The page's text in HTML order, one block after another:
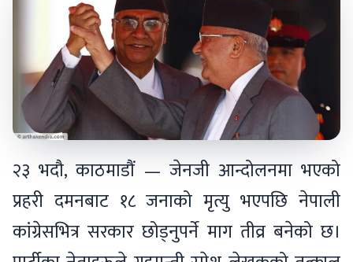
२३ भदौ, काठमाडौं — जेनजी आन्दोलनमा भएको
प्रहरी दमनबाट १८ जनाको मृत्यु भएपछि नेपाली
कांग्रेसभित्र सरकार छोड्नुपर्ने माग तीव्र बनेको छ।